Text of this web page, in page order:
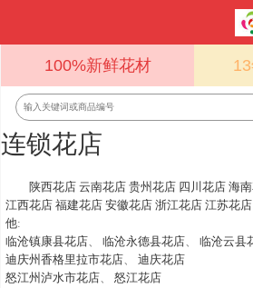
100%新鲜花材
连锁花店
陕西花店 云南花店 贵州花店 四川花店 海
江西花店 福建花店 安徽花店 浙江花店 江苏花店
他:
临沧镇康县花店、 临沧永德县花店、 临沧云县
迪庆州香格里拉市花店、 迪庆花店
怒江州泸水市花店、 怒江花店